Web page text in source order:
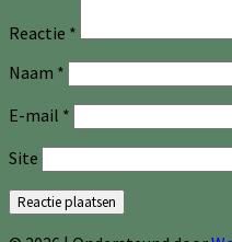
Reactie *
Naam *
E-mail *
Site